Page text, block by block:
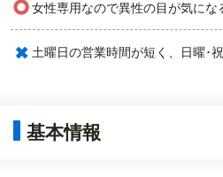
○女性専用なので異性の目が気にな
× 土曜日の営業時間が短く、日曜･
基本情報